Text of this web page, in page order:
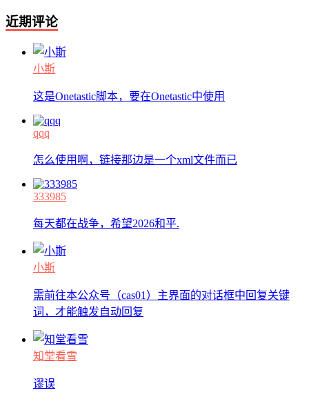
近期评论
小斯
这是Onetastic脚本，要在Onetastic中使用
qqq
怎么使用啊，链接那边是一个xml文件而已
333985
每天都在战争，希望2026和平.
小斯
需前往本公众号（cas01）主界面的对话框中回复关键
词，才能触发自动回复
知堂看雪
谬误